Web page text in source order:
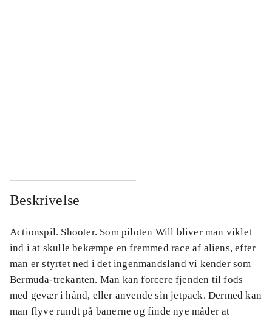
Beskrivelse
Actionspil. Shooter. Som piloten Will bliver man viklet
ind i at skulle bekæmpe en fremmed race af aliens, efter
man er styrtet ned i det ingenmandsland vi kender som
Bermuda-trekanten. Man kan forcere fjenden til fods
med gevær i hånd, eller anvende sin jetpack. Dermed kan
man flyve rundt på banerne og finde nye måder at